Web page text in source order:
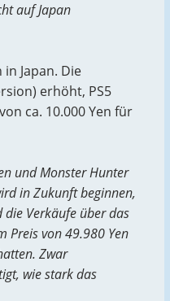
auf Japan
Japan. Die
erhöht, PS5
ca. 10.000 Yen für
und Monster Hunter
in Zukunft beginnen,
die Verkäufe über das
Preis von 49.980 Yen
Zwar
wie stark das